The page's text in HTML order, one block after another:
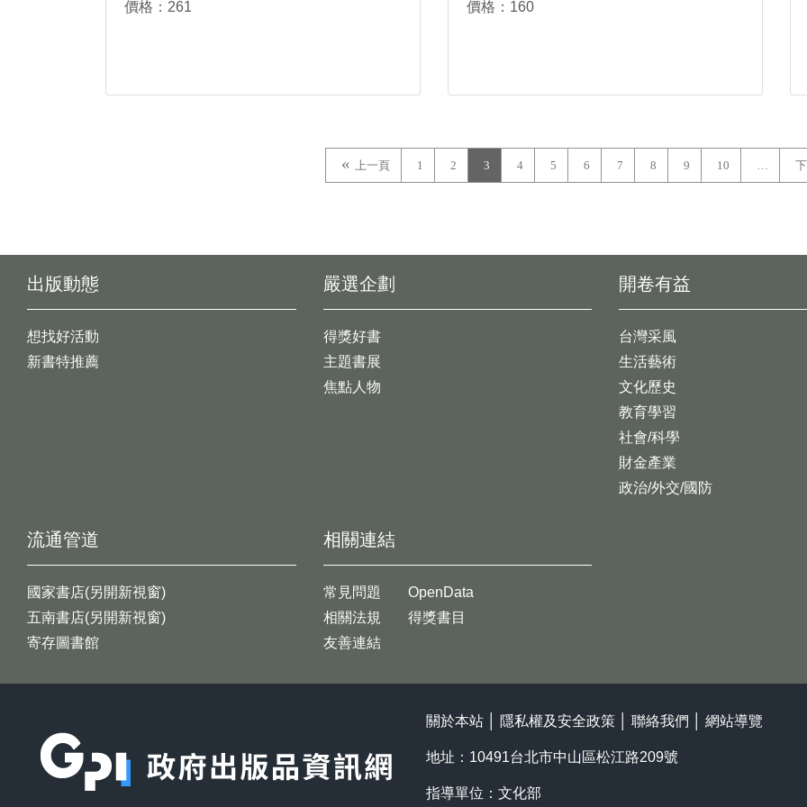
價格：261
價格：160
上一頁 1 2 3 4 5 6 7 8 9 10 …
出版動態
想找好活動
新書特推薦
開卷有益
台灣采風
生活藝術
文化歷史
教育學習
社會/科學
財金產業
政治/外交/國防
嚴選企劃
得獎好書
主題書展
焦點人物
流通管道
國家書店(另開新視窗)
五南書店(另開新視窗)
寄存圖書館
相關連結
常見問題
相關法規
友善連結
OpenData
得獎書目
關於本站 隱私權及安全政策 聯絡我們 網站導覽
地址：10491台北市中山區松江路209號
指導單位：文化部